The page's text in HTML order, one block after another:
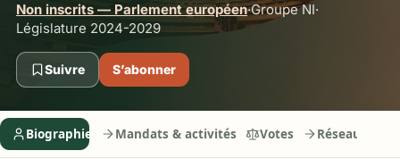
Non inscrits — Parlement européen·GroupeNI·
Législature 2024-2029
Suivre S’abonner
Biographie Mandats & activités Votes Réseaux